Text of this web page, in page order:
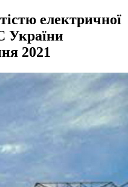
електричної
України
2021